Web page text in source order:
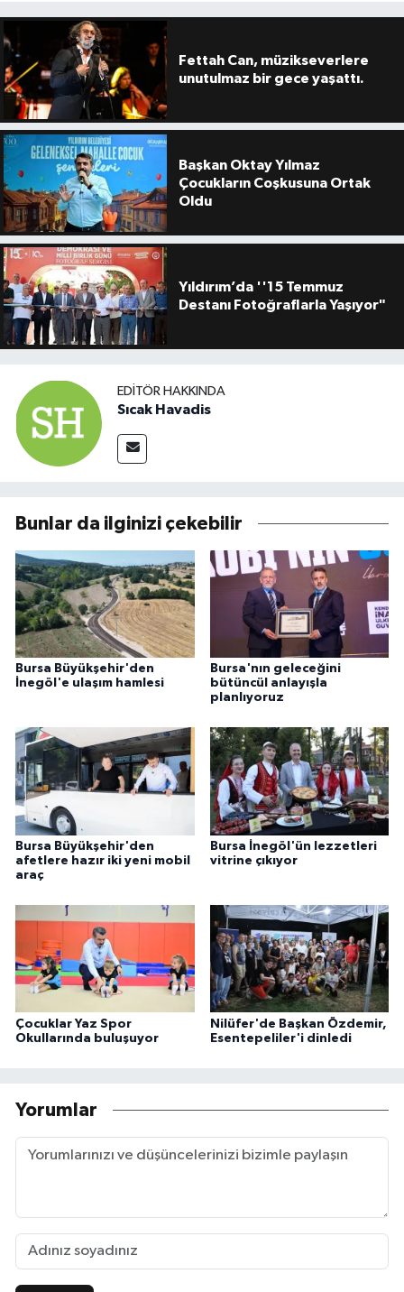
Fettah Can, müzikseverlere
unutulmaz bir gece yaşattı.
Başkan Oktay Yılmaz
Çocukların Coşkusuna Ortak
Oldu
Yıldırım’da ''15 Temmuz
Destanı Fotoğraflarla Yaşıyor"
EDITÖR HAKKINDA
Sıcak Havadis
Bunlar da ilginizi çekebilir
Bursa Büyükşehir'den
İnegöl'e ulaşım hamlesi
Bursa'nın geleceğini
bütüncül anlayışla
planlıyoruz
Bursa Büyükşehir'den
afetlere hazır iki yeni mobil
araç
Bursa İnegöl'ün lezzetleri
vitrine çıkıyor
Çocuklar Yaz Spor
Okullarında buluşuyor
Nilüfer'de Başkan Özdemir,
Esentepeliler'i dinledi
Yorumlar